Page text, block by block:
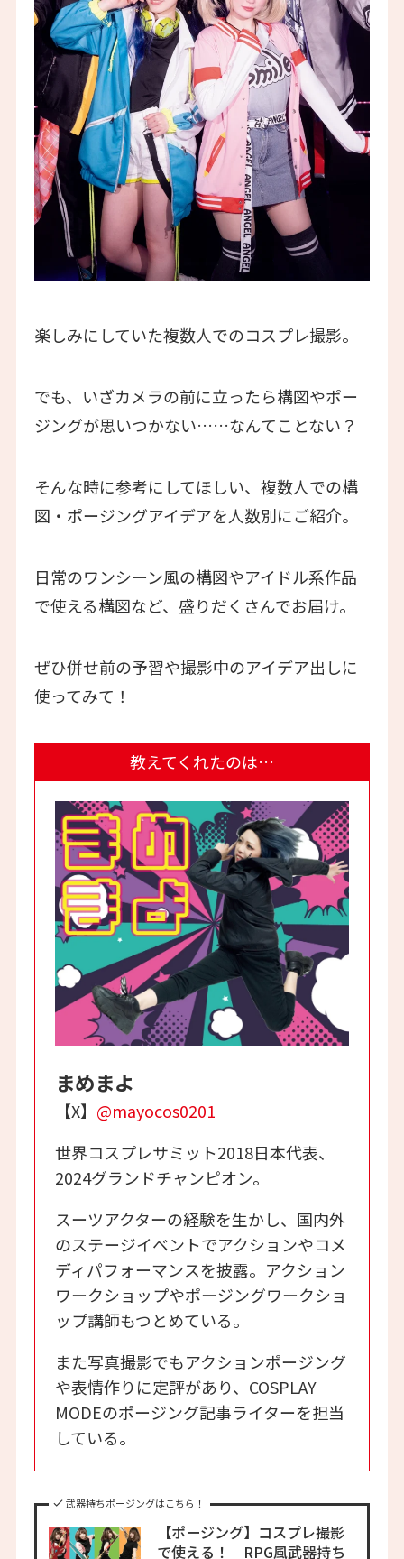
楽しみにしていた複数人でのコスプレ撮影。
でも、いざカメラの前に立ったら構図やポー
ジングが思いつかない……なんてことない？
そんな時に参考にしてほしい、複数人での構
図・ポージングアイデアを人数別にご紹介。
日常のワンシーン風の構図やアイドル系作品
で使える構図など、盛りだくさんでお届け。
ぜひ併せ前の予習や撮影中のアイデア出しに
使ってみて！
教えてくれたのは…
まめまよ
【X】 @mayocos0201
世界コスプレサミット2018日本代表、
2024グランドチャンピオン。
スーツアクターの経験を生かし、国内外
のステージイベントでアクションやコメ
ディパフォーマンスを披露。アクション
ワークショップやポージングワークショ
ップ講師もつとめている。
また写真撮影でもアクションポージング
や表情作りに定評があり、COSPLAY
MODEのポージング記事ライターを担当
している。
武器持ちポージングはこちら！
【ポージング】コスプレ撮影
で使える！ RPG風武器持ち